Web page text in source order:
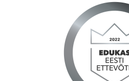
arugi saanud, et tellitud :)
Jõudu ja jaksu ka edaspidiseks :)
Tänud, töökorraldus ning logistika on